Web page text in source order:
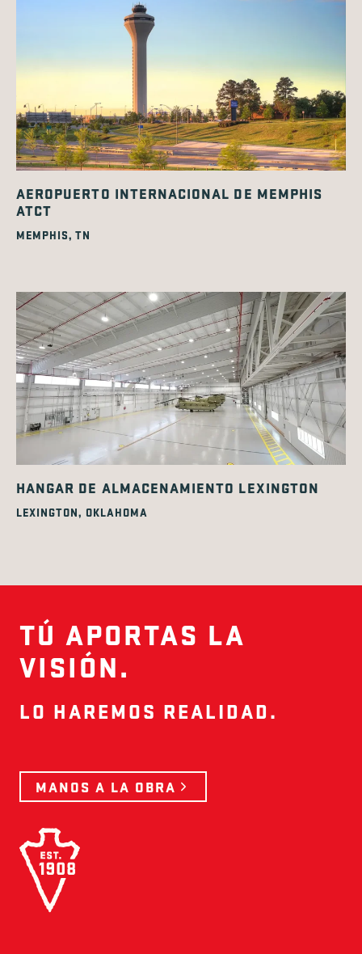
AEROPUERTO INTERNACIONAL DE MEMPHIS
ATCT
MEMPHIS, TN
HANGAR DE ALMACENAMIENTO LEXINGTON
LEXINGTON, OKLAHOMA
TÚ APORTAS LA
VISIÓN.
LO HAREMOS REALIDAD.
MANOS A LA OBRA